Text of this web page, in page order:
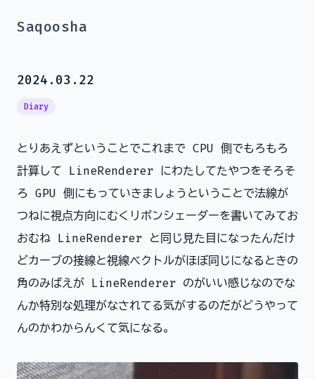
Saqoosha
2024.03.22
Diary
とりあえずということでこれまで CPU 側でもろもろ
計算して LineRenderer にわたしてたやつをそろそ
ろ GPU 側にもっていきましょうということで法線が
つねに視点方向にむくリボンシェーダーを書いてみてお
おむね LineRenderer と同じ見た目になったんだけ
どカーブの接線と視線ベクトルがほぼ同じになるときの
角のみばえが LineRenderer のがいい感じなのでな
んか特別な処理がなされてる気がするのだがどうやって
んのかわからんくて気になる。